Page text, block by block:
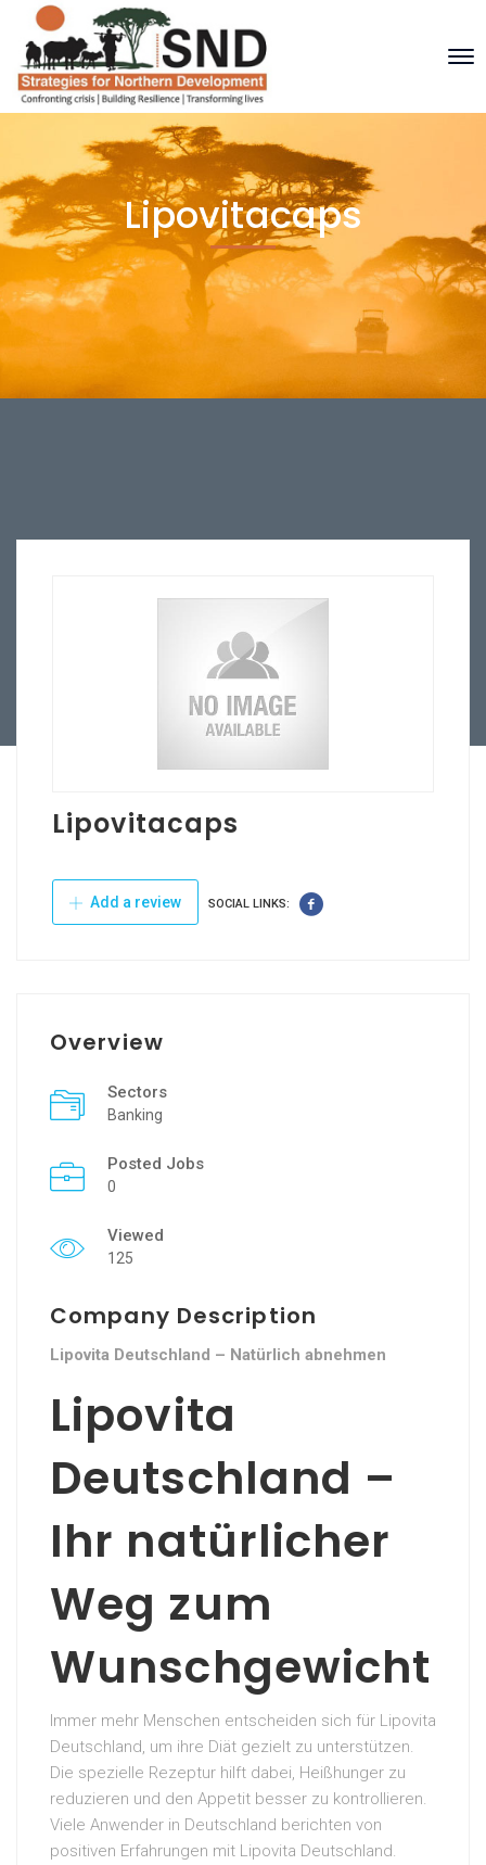
Lipovitacaps
Lipovitacaps
Add a review SOCIAL LINKS:
Overview
Sectors
Banking
Posted Jobs
0
Viewed
125
Company Description
Lipovita Deutschland – Natürlich abnehmen
Lipovita
Deutschland –
Ihr natürlicher
Weg zum
Wunschgewicht
Immer mehr Menschen entscheiden sich für Lipovita
Deutschland, um ihre Diät gezielt zu unterstützen.
Die spezielle Rezeptur hilft dabei, Heißhunger zu
reduzieren und den Appetit besser zu kontrollieren.
Viele Anwender in Deutschland berichten von
positiven Erfahrungen mit Lipovita Deutschland.